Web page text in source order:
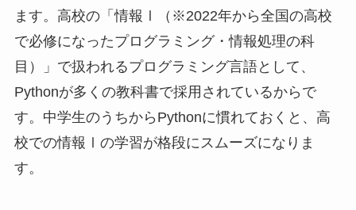
ます。高校の「情報Ⅰ（※2022年から全国の高校
で必修になったプログラミング・情報処理の科
目）」で扱われるプログラミング言語として、
Pythonが多くの教科書で採用されているからで
す。中学生のうちからPythonに慣れておくと、高
校での情報Ⅰの学習が格段にスムーズになりま
す。